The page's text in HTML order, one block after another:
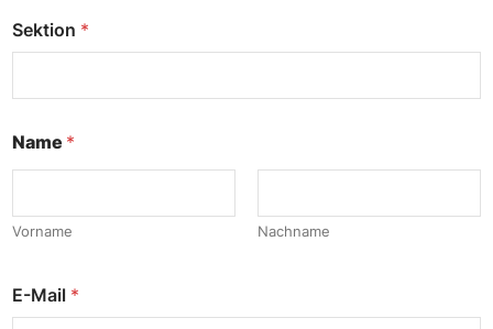
Sektion *
Name *
Vorname Nachname
E-Mail *